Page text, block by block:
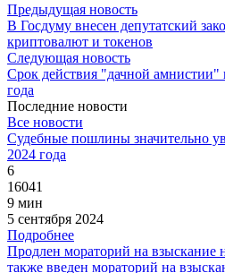
Предыдущая новость
В Госдуму внесен депутатский
криптовалют и токенов
Следующая новость
Срок действия "дачной амнистии"
года
Последние новости
Все новости
Судебные пошлины значительно
2024 года
6
16041
9 мин
5 сентября 2024
Подробнее
Продлен мораторий на взыскание
также введен мораторий на